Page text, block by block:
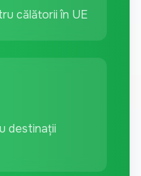
călătorii în UE
destinații